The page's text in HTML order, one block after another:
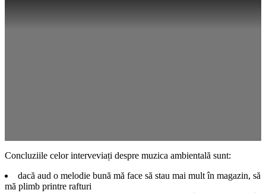
Concluziile celor interveviați despre muzica ambientală sunt:
dacă aud o melodie bună mă face să stau mai mult în magazin, să
mă plimb printre rafturi